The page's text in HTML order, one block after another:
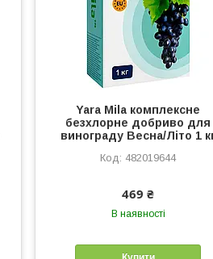
Yara Mila комплексне
безхлорне добриво для
винограду Весна/Літо 1
482019644
469 ₴
В наявності